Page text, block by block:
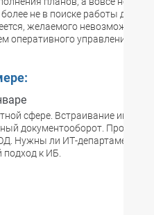
не в поиске работы для
желаемого невозможно
оперативного управления
сфере. Встраивание
документооборот.
Нужны ли ИТ-департаменту
подход к ИБ.